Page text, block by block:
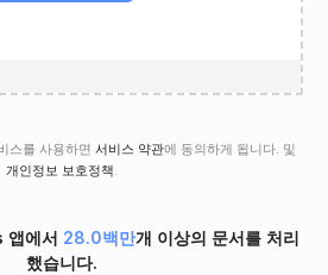
스를 사용하면 서비스 약관에 동의하게 됩니다. 및
개인정보 보호정책.
앱에서 28.0백만개 이상의 문서를 처리
했습니다.